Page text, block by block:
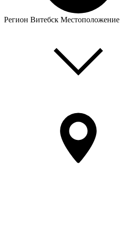
Регион Витебск Местоположение